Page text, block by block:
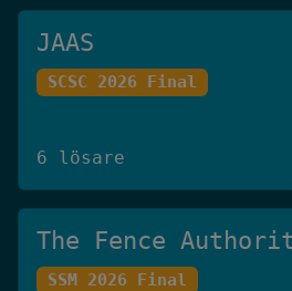
JAAS
SCSC 2026 Final
6 lösare
The Fence
SSM 2026 Final